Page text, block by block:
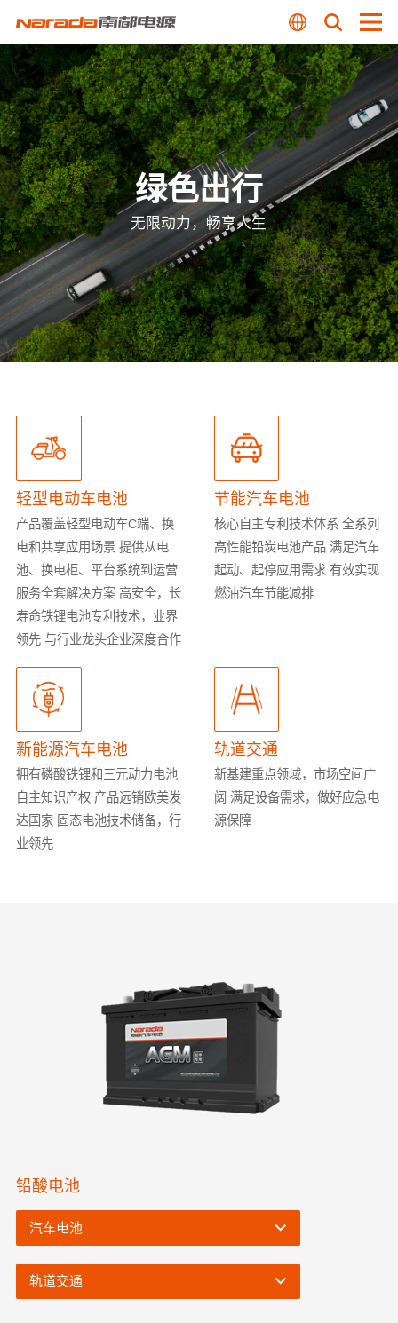
绿色出行
无限动力，畅享人生
轻型电动车电池
产品覆盖轻型电动车C端、换
电和共享应用场景提供从电
池、换电柜、平台系统到运营
服务全套解决方案高安全，长
寿命铁锂电池专利技术，业界
领先与行业龙头企业深度合作
节能汽车电池
核心自主专利技术体系 全系列
高性能铅炭电池产品满足汽车
起动、起停应用需求有效实现
燃油汽车节能减排
新能源汽车电池
拥有磷酸铁锂和三元动力电池
自主知识产权产品远销欧美发
达国家固态电池技术储备，行
业领先
轨道交通
新基建重点领域，市场空间广
阔 满足设备需求，做好应急电
源保障
铅酸电池
汽车电池
轨道交通